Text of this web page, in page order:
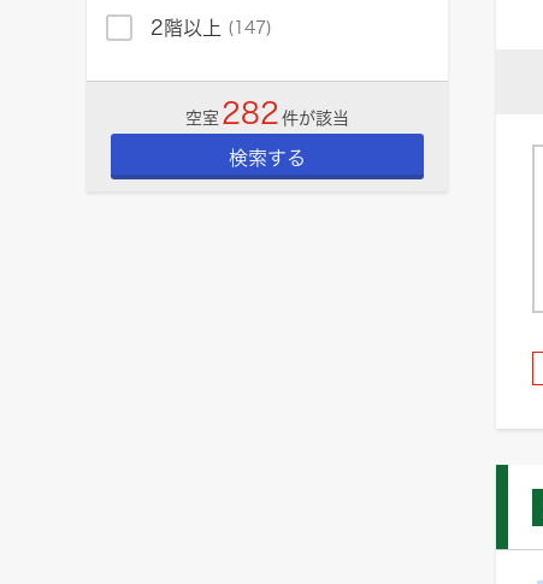
2階以上 (147)
空室 282 件が該当
検索する